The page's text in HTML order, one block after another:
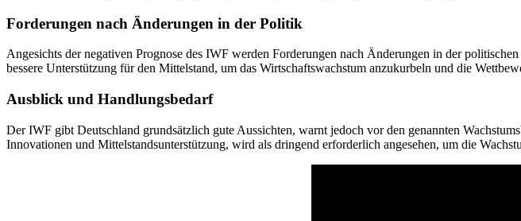
Forderungen nach Änderungen in der Politik
Angesichts der negativen Prognose des IWF werden Forderungen nach Änderungen in der
bessere Unterstützung für den Mittelstand, um das Wirtschaftswachstum anzukurbeln und die
Ausblick und Handlungsbedarf
Der IWF gibt Deutschland grundsätzlich gute Aussichten, warnt jedoch vor den genannten
Innovationen und Mittelstandsunterstützung, wird als dringend erforderlich angesehen, um die